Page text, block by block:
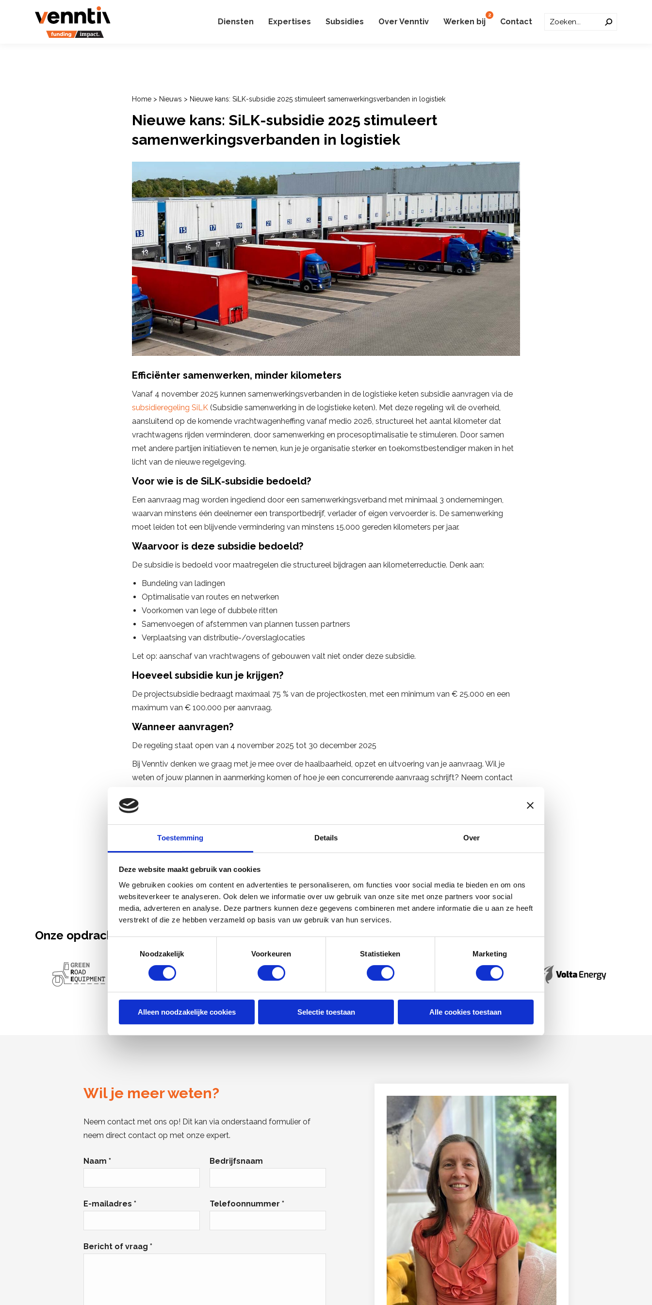
Toestemming Details Over
Deze website maakt gebruik van cookies
We gebruiken cookies om content en advertenties te personaliseren, om functies voor social media te bieden en om ons
websiteverkeer te analyseren. Ook delen we informatie over uw gebruik van onze site met onze partners voor social
media, adverteren en analyse. Deze partners kunnen deze gegevens combineren met andere informatie die u aan ze heeft
verstrekt of die ze hebben verzameld op basis van uw gebruik van hun services.
Toestemmingsselectie
Noodzakelijk
Voorkeuren Statistieken Marketing
Alleen noodzakelijke cookies Selectie toestaan Alle cookies toestaan
Diensten Expertises Subsidies Over Venntiv Werken bij
2
Contact Zoeken:
Home > Nieuws > Nieuwe kans: SiLK-subsidie 2025 stimuleert samenwerkingsverbanden in logistiek
Nieuwe kans: SiLK-subsidie 2025 stimuleert
samenwerkingsverbanden in logistiek
Efficiënter samenwerken, minder kilometers
Vanaf 4 november 2025 kunnen samenwerkingsverbanden in de logistieke keten subsidie aanvragen via de
subsidieregeling SiLK (Subsidie samenwerking in de logistieke keten). Met deze regeling wil de overheid,
aansluitend op de komende vrachtwagenheffing vanaf medio 2026, structureel het aantal kilometer dat
vrachtwagens rijden verminderen, door samenwerking en procesoptimalisatie te stimuleren. Door samen
met andere partijen initiatieven te nemen, kun je je organisatie sterker en toekomstbestendiger maken in het
licht van de nieuwe regelgeving.
Voor wie is de SiLK-subsidie bedoeld?
Een aanvraag mag worden ingediend door een samenwerkingsverband met minimaal 3 ondernemingen,
waarvan minstens één deelnemer een transportbedrijf, verlader of eigen vervoerder is. De samenwerking
moet leiden tot een blijvende vermindering van minstens 15.000 gereden kilometers per jaar.
Waarvoor is deze subsidie bedoeld?
De subsidie is bedoeld voor maatregelen die structureel bijdragen aan kilometerreductie. Denk aan:
Bundeling van ladingen
Optimalisatie van routes en netwerken
Voorkomen van lege of dubbele ritten
Samenvoegen of afstemmen van plannen tussen partners
Verplaatsing van distributie-/overslaglocaties
Let op: aanschaf van vrachtwagens of gebouwen valt niet onder deze subsidie.
Hoeveel subsidie kun je krijgen?
De projectsubsidie bedraagt maximaal 75 % van de projectkosten, met een minimum van € 25.000 en een
maximum van € 100.000 per aanvraag.
Wanneer aanvragen?
De regeling staat open van 4 november 2025 tot 30 december 2025
Bij Venntiv denken we graag met je mee over de haalbaarheid, opzet en uitvoering van je aanvraag. Wil je
weten of jouw plannen in aanmerking komen of hoe je een concurrerende aanvraag schrijft? Neem contact
Onze opdrachtgevers
Wil je meer weten?
Neem contact met ons op! Dit kan via onderstaand formulier of
neem direct contact op met onze expert.
Naam * Bedrijfsnaam
E-mailadres * Telefoonnummer *
Bericht of vraag *